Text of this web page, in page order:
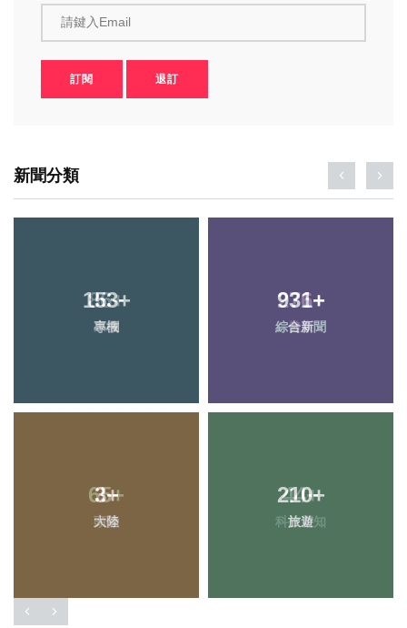
請鍵入Email
訂閱 退訂
新聞分類
153+
專欄
931+
綜合新聞
3+
大陸
210+
旅遊